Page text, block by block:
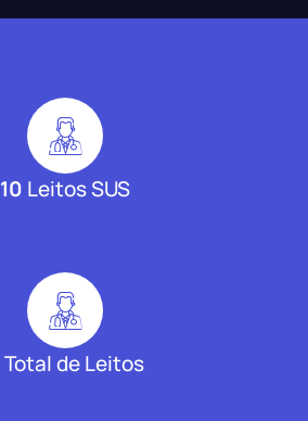
10 Leitos SUS
Total de Leitos